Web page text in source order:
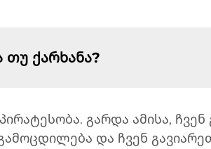
თუ ქარხანა?
გარდა ამისა, ჩვენ
და ჩვენ გავიარეთ